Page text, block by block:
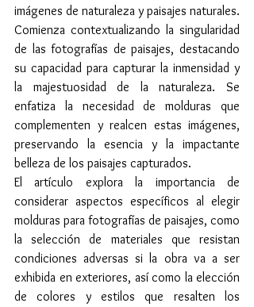
imágenes de naturaleza y paisajes naturales.
Comienza contextualizando la singularidad
de las fotografías de paisajes, destacando
su capacidad para capturar la inmensidad y
la majestuosidad de la naturaleza. Se
enfatiza la necesidad de molduras que
complementen y realcen estas imágenes,
preservando la esencia y la impactante
belleza de los paisajes capturados.
El artículo explora la importancia de
considerar aspectos específicos al elegir
molduras para fotografías de paisajes, como
la selección de materiales que resistan
condiciones adversas si la obra va a ser
exhibida en exteriores, así como la elección
de colores y estilos que resalten los